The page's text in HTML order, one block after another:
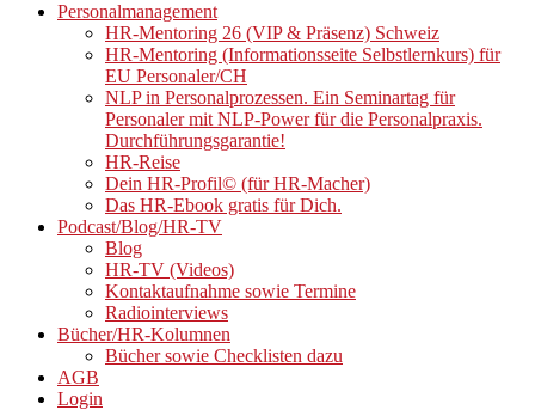
Personalmanagement
HR-Mentoring 26 (VIP & Präsenz) Schweiz
HR-Mentoring (Informationsseite Selbstlernkurs) für
EU Personaler/CH
NLP in Personalprozessen. Ein Seminartag für
Personaler mit NLP-Power für die Personalpraxis.
Durchführungsgarantie!
HR-Reise
Dein HR-Profil© (für HR-Macher)
Das HR-Ebook gratis für Dich.
Podcast/Blog/HR-TV
Blog
HR-TV (Videos)
Kontaktaufnahme sowie Termine
Radiointerviews
Bücher/HR-Kolumnen
Bücher sowie Checklisten dazu
AGB
Login